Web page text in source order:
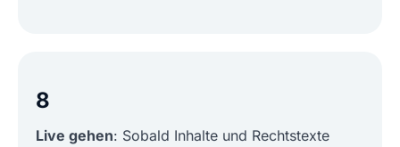
8
Live gehen: Sobald Inhalte und Rechtstexte